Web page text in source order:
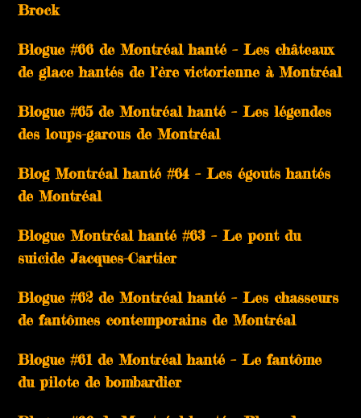
Brock
Blogue #66 de Montréal hanté – Les châteaux
de glace hantés de l’ère victorienne à Montréal
Blogue #65 de Montréal hanté – Les légendes
des loups-garous de Montréal
Blog Montréal hanté #64 – Les égouts hantés
de Montréal
Blogue Montréal hanté #63 – Le pont du
suicide Jacques-Cartier
Blogue #62 de Montréal hanté – Les chasseurs
de fantômes contemporains de Montréal
Blogue #61 de Montréal hanté – Le fantôme
du pilote de bombardier